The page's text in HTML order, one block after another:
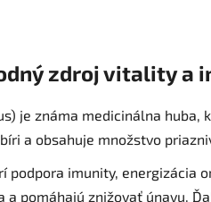
zdroj vitality a
je známa medicinálna
a obsahuje množstvo
podpora imunity, energizácia
pomáhajú znižovať únavu.